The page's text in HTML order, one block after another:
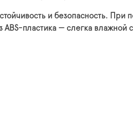
и безопасность.
пластика — слегка